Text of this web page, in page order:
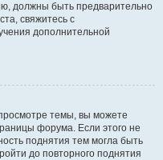
должны быть предварительно
свяжитесь с
дополнительной
темы, вы можете
форума. Если этого не
поднятия тем могла быть
до повторного поднятия